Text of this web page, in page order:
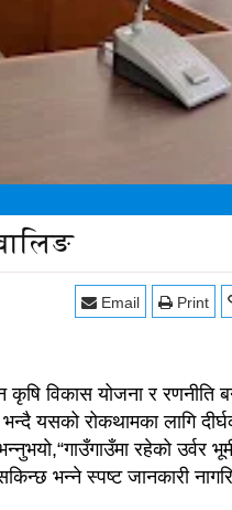
Print
Email
विकास योजना र रणनीति
यसको रोकथामका लागि
रहेको उर्वर
भन्ने स्पष्ट जानकारी